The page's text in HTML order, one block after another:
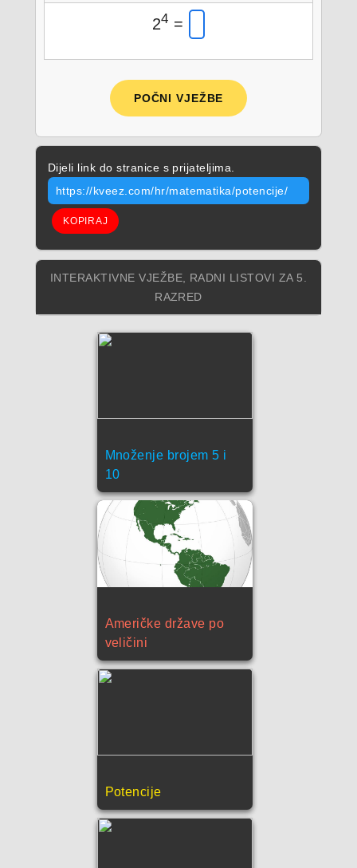
24 =
POČNI VJEŽBE
Dijeli link do stranice s prijateljima.
https://kveez.com/hr/matematika/potencije/
KOPIRAJ
INTERAKTIVNE VJEŽBE, RADNI LISTOVI ZA 5.
RAZRED
Množenje brojem 5 i
10
Američke države po
veličini
Potencije